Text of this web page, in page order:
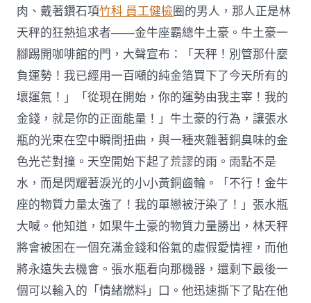
肉、戴著鑽石項竹科 員工健檢圈的男人，那人正是林
天秤的狂熱追求者——金牛座霸總牛土豪。牛土豪一
腳踢開咖啡館的門，大聲宣布：「天秤！別管那什麼
負運勢！我已經用一百噸的純金箔買下了今天所有的
壞運氣！」「從現在開始，你的運勢由我主宰！我的
金錢，就是你的正面能量！」牛土豪的行為，讓張水
瓶的光束在空中瞬間扭曲，與一種夾雜著銅臭味的金
色光芒對撞。天空開始下起了荒謬的雨。雨點不是
水，而是閃耀著淚光的小小黃銅齒輪。「不行！金牛
座的物質力量太強了！我的單戀被汙染了！」張水瓶
大喊。他知道，如果牛土豪的物質力量勝出，林天秤
將會被困在一個充滿金錢和俗氣的虛假愛情裡，而他
將永遠失去機會。張水瓶看向那機器，還剩下最後一
個可以輸入的「情緒燃料」口。他迅速撕下了貼在他